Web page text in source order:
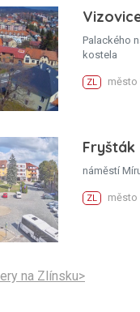
Palackého
kostela
ZL město
Fryšták
náměstí
ZL město
na Zlínsku>